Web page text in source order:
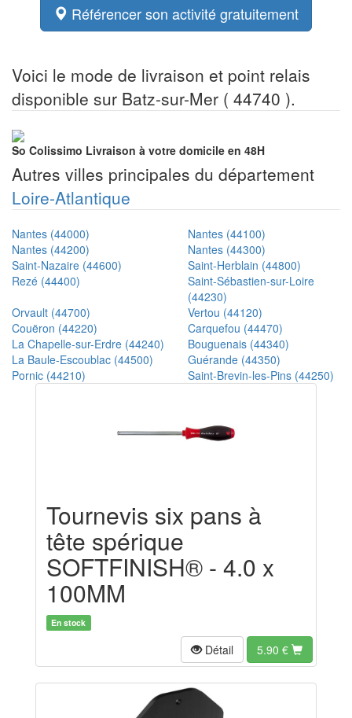
Référencer son activité gratuitement
Voici le mode de livraison et point relais
disponible sur Batz-sur-Mer ( 44740 ).
So Colissimo Livraison à votre domicile en 48H
Autres villes principales du département
Loire-Atlantique
Nantes (44000)
Nantes (44100)
Nantes (44200)
Nantes (44300)
Saint-Nazaire (44600)
Saint-Herblain (44800)
Rezé (44400)
Saint-Sébastien-sur-Loire
(44230)
Orvault (44700)
Vertou (44120)
Couëron (44220)
Carquefou (44470)
La Chapelle-sur-Erdre (44240)
Bouguenais (44340)
La Baule-Escoublac (44500)
Guérande (44350)
Pornic (44210)
Saint-Brevin-les-Pins (44250)
Tournevis six pans à
tête spérique
SOFTFINISH® - 4.0 x
100MM
En stock
Détail 5.90 €